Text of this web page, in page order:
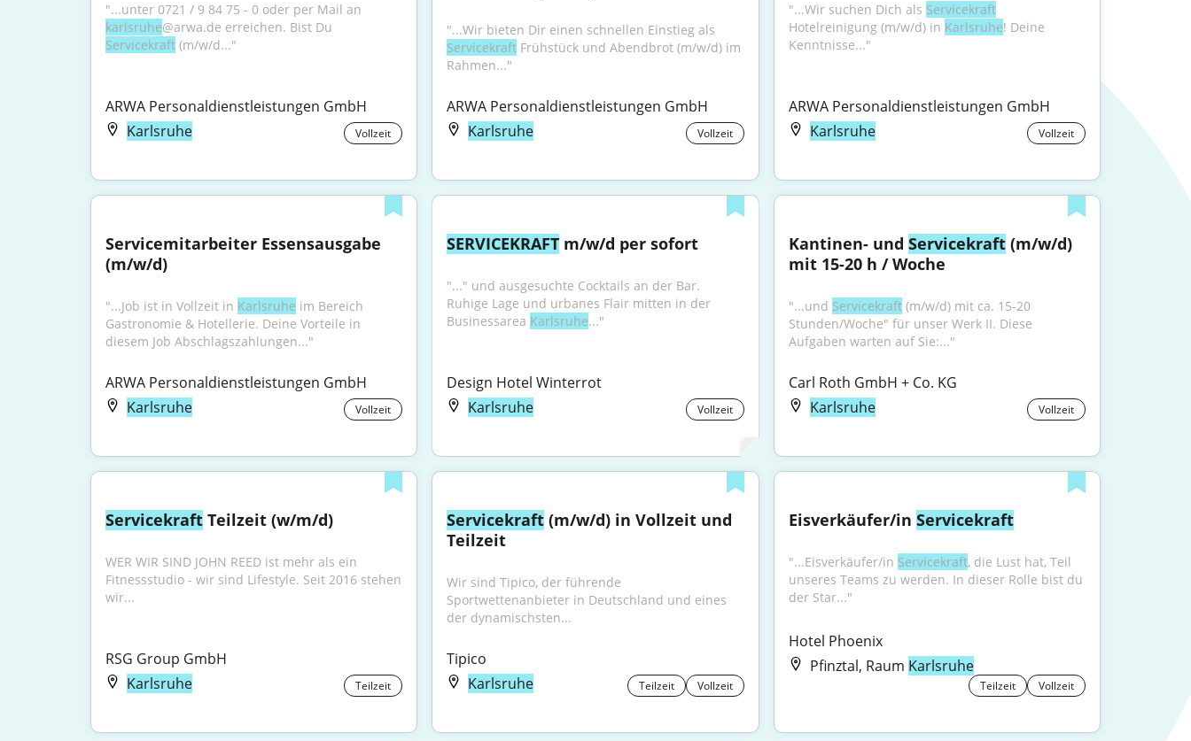
karlsruhe
Servicekraft (m/w/d..."
ARWA Personaldienstleistungen GmbH
Karlsruhe
Vollzeit
Servicekraft Frühstück und Abendbrot (m/w/d) im
Rahmen..."
ARWA Personaldienstleistungen GmbH
Karlsruhe
Vollzeit
"...Wir suchen Dich als Servicekraft
Hotelreinigung (m/w/d) in Karlsruhe! Deine
Kenntnisse..."
ARWA Personaldienstleistungen GmbH
Karlsruhe
Vollzeit
Servicemitarbeiter Essensausgabe
(m/w/d)
"...Job ist in Vollzeit in Karlsruhe im Bereich
Gastronomie & Hotellerie. Deine Vorteile in
diesem Job Abschlagszahlungen..."
ARWA Personaldienstleistungen GmbH
Karlsruhe
Vollzeit
SERVICEKRAFT m/w/d per sofort
"..." und ausgesuchte Cocktails an der Bar.
Ruhige Lage und urbanes Flair mitten in der
Businessarea Karlsruhe..."
Design Hotel Winterrot
Karlsruhe
Vollzeit
Kantinen- und Servicekraft (m/w/d)
mit 15-20 h / Woche
"...und Servicekraft (m/w/d) mit ca. 15-20
Stunden/Woche" für unser Werk II. Diese
Aufgaben warten auf Sie:..."
Carl Roth GmbH + Co. KG
Karlsruhe
Vollzeit
Servicekraft Teilzeit (w/m/d)
WER WIR SIND JOHN REED ist mehr als ein
Fitnessstudio - wir sind Lifestyle. Seit 2016 stehen
wir...
RSG Group GmbH
Karlsruhe
Teilzeit
Servicekraft (m/w/d) in Vollzeit und
Teilzeit
Wir sind Tipico, der führende
Sportwettenanbieter in Deutschland und eines
der dynamischsten...
Tipico
Karlsruhe
Teilzeit Vollzeit
Eisverkäufer/in Servicekraft
"...Eisverkäufer/in Servicekraft, die Lust hat, Teil
unseres Teams zu werden. In dieser Rolle bist du
der Star..."
Hotel Phoenix
Pfinztal, Raum Karlsruhe
Teilzeit Vollzeit